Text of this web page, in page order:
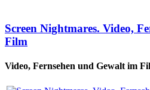
Screen Nightmares. Video,
Film
Video, Fernsehen und Gewalt im